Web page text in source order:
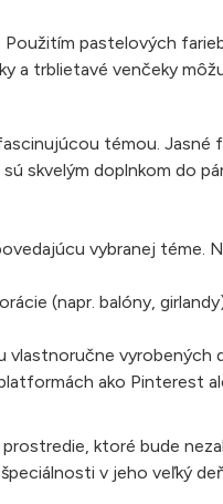
pastelových
a trblietavé venčeky
témou. Jasné
skvelým doplnkom do
vybranej téme.
(napr. balóny,
vyrobených
ako Pinterest
ktoré bude
v jeho veľký